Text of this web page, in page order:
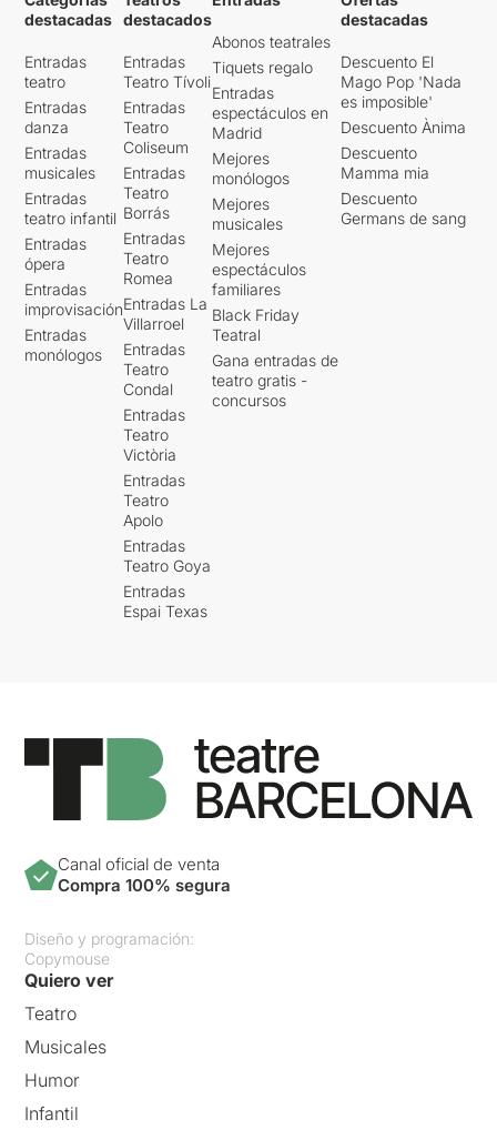
destacadas
Entradas
teatro
Entradas
danza
Entradas
musicales
Entradas
teatro infantil
Entradas
ópera
Entradas
improvisación
Entradas
monólogos
destacados
Entradas
Teatro Tívoli
Entradas
Teatro
Coliseum
Entradas
Teatro
Borrás
Entradas
Teatro
Romea
Entradas La
Villarroel
Entradas
Teatro
Condal
Entradas
Teatro
Victòria
Entradas
Teatro
Apolo
Entradas
Teatro Goya
Entradas
Espai Texas
Abonos teatrales
Tiquets regalo
Entradas
espectáculos en
Madrid
Mejores
monólogos
Mejores
musicales
Mejores
espectáculos
familiares
Black Friday
Teatral
Gana entradas de
teatro gratis -
concursos
destacadas
Descuento El
Mago Pop 'Nada
es imposible'
Descuento Ànima
Descuento
Mamma mia
Descuento
Germans de sang
Canal oficial de venta
Compra 100% segura
Diseño y programación:
Copymouse
Quiero ver
Teatro
Musicales
Humor
Infantil